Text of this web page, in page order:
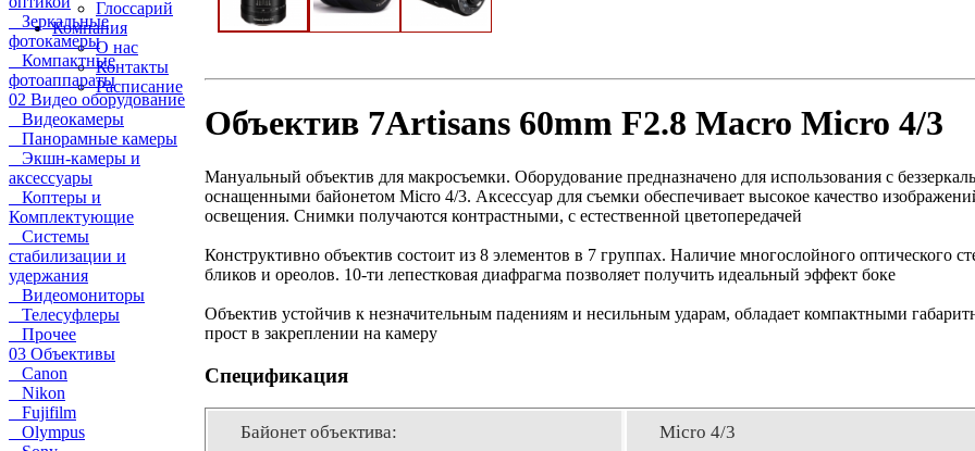
Глоссарий
Компания
О нас
Контакты
Расписание
Зеркальные
фотокамеры
Компактные
фотоаппараты
02 Видео оборудование
Видеокамеры
Панорамные камеры
Экшн-камеры и
аксессуары
Коптеры и
Комплектующие
Системы
стабилизации и
удержания
Видеомониторы
Телесуфлеры
Прочее
03 Объективы
Canon
Nikon
Fujifilm
Olympus
Объектив 7Artisans 60mm F2.8 Macro Micro 4/3
Мануальный объектив для макросъемки. Оборудование предназначено для использования с
оснащенными байонетом Micro 4/3. Аксессуар для съемки обеспечивает высокое качество
освещения. Снимки получаются контрастными, с естественной цветопередачей
Конструктивно объектив состоит из 8 элементов в 7 группах. Наличие многослойного оптического
бликов и ореолов. 10-ти лепестковая диафрагма позволяет получить идеальный эффект боке
Объектив устойчив к незначительным падениям и несильным ударам, обладает компактными
прост в закреплении на камеру
Спецификация
Байонет объектива: Micro 4/3